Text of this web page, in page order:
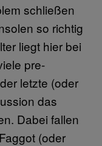
schließen
so richtig
liegt hier bei
pre-
letzte (oder
das
Dabei fallen
(oder